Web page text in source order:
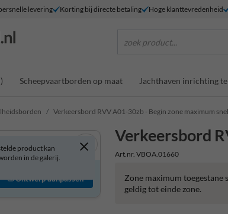
levering Korting bij directe betaling Hoge klanttevredenheid
zoek product...
Scheepvaartborden op maat Jachthaven inrichting
Verkeersbord RVV A01-30zb - Begin zone maximum
Verkeersbord
Art.nr. VBOA.01660
product kan
in de galerij.
Ontwerp aanpassen
Zone maximum toegestane
geldig tot einde zone.